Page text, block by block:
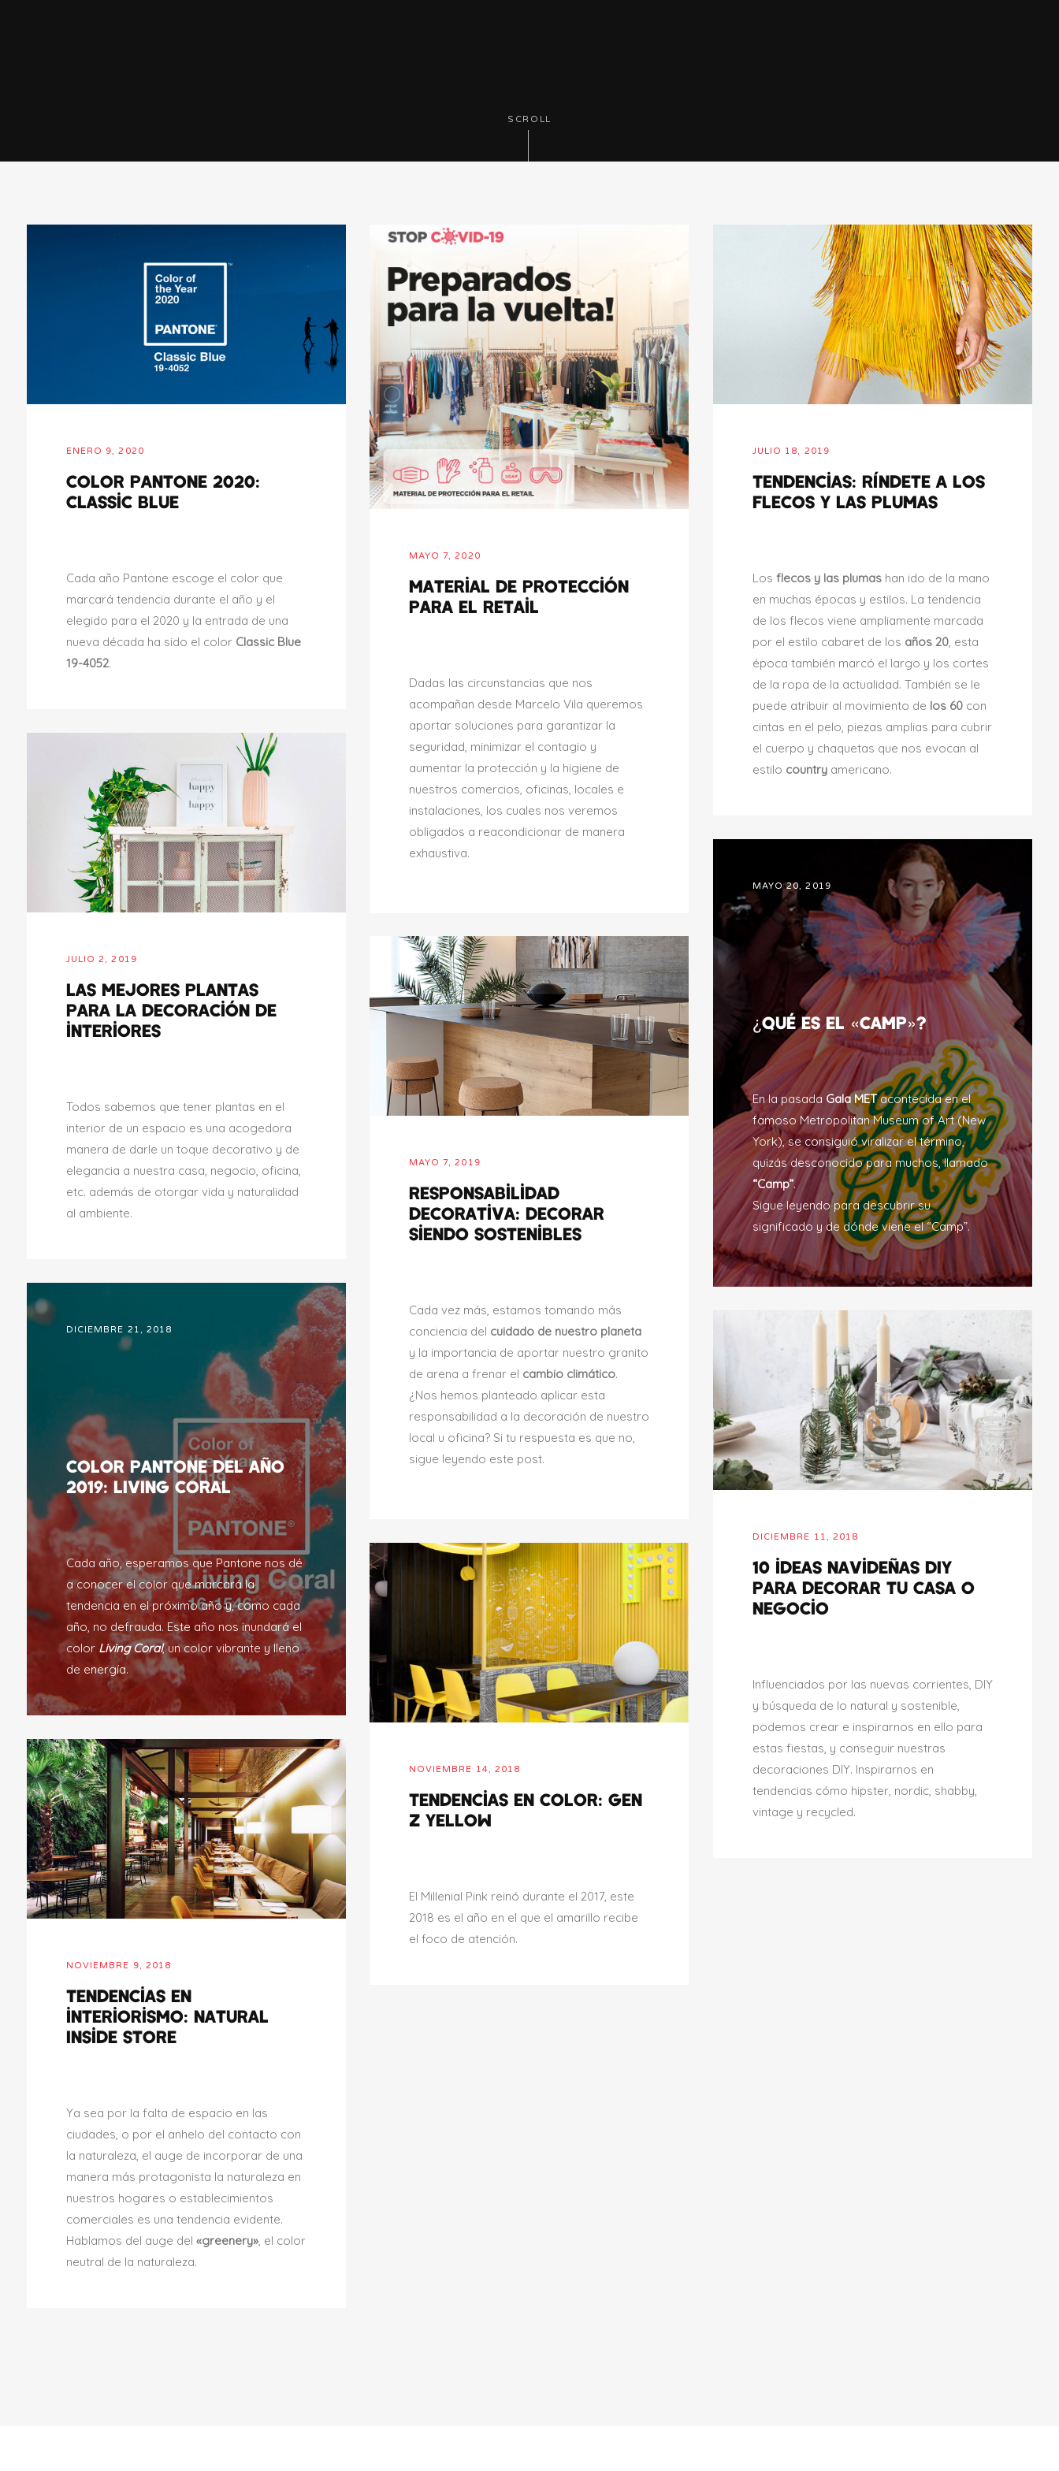
SCROLL
ENERO 9, 2020
Color Pantone 2020:
Classic Blue
Cada año Pantone escoge el color que
marcará tendencia durante el año y el
elegido para el 2020 y la entrada de una
nueva década ha sido el color Classic Blue
19-4052.
MAYO 7, 2020
Material de protección
para el Retail
Dadas las circunstancias que nos
acompañan desde Marcelo Vila queremos
aportar soluciones para garantizar la
seguridad, minimizar el contagio y
aumentar la protección y la higiene de
nuestros comercios, oficinas, locales e
instalaciones, los cuales nos veremos
obligados a reacondicionar de manera
exhaustiva.
JULIO 18, 2019
Tendencias: Ríndete a los
flecos y las plumas
Los flecos y las plumas han ido de la mano
en muchas épocas y estilos. La tendencia
de los flecos viene ampliamente marcada
por el estilo cabaret de los años 20, esta
época también marcó el largo y los cortes
de la ropa de la actualidad. También se le
puede atribuir al movimiento de los 60 con
cintas en el pelo, piezas amplias para cubrir
el cuerpo y chaquetas que nos evocan al
estilo countryamericano.
JULIO 2, 2019
Las mejores plantas
para la decoración de
interiores
Todos sabemos que tener plantas en el
interior de un espacio es una acogedora
manera de darle un toque decorativo y de
elegancia a nuestra casa, negocio, oficina,
etc. además de otorgar vida y naturalidad
al ambiente.
MAYO 20, 2019
¿Qué es el «Camp»?
En la pasada Gala METacontecida en el
famoso Metropolitan Museum of Art (New
York), se consiguió viralizar el término,
quizás desconocido para muchos, llamado
“Camp”.
Sigue leyendo para descubrir su
significado y de dónde viene el “Camp”.
MAYO 7, 2019
Responsabilidad
decorativa: Decorar
siendo sostenibles
Cada vez más, estamos tomando más
conciencia del cuidado de nuestro planeta
y la importancia de aportar nuestro granito
de arena a frenar el cambio climático.
¿Nos hemos planteado aplicar esta
responsabilidad a la decoración de nuestro
local u oficina? Si tu respuesta es que no,
sigue leyendo este post.
DICIEMBRE 21, 2018
Color Pantone del año
2019: LIVING CORAL
Cada año, esperamos que Pantone nos dé
a conocer el color que marcará la
tendencia en el próximo año y, como cada
año, no defrauda. Este año nos inundará el
color Living Coral, un color vibrante y lleno
de energía.
DICIEMBRE 11, 2018
10 ideas navideñas DIY
para decorar tu casa o
negocio
Influenciados por las nuevas corrientes, DIY
y búsqueda de lo natural y sostenible,
podemos crear e inspirarnos en ello para
estas fiestas, y conseguir nuestras
decoraciones DIY. Inspirarnos en
tendencias cómo hipster, nordic, shabby,
vintage y recycled.
NOVIEMBRE 14, 2018
Tendencias en color: Gen
Z Yellow
El Millenial Pink reinó durante el 2017, este
2018 es el año en el que el amarillo recibe
el foco de atención.
NOVIEMBRE 9, 2018
Tendencias en
interiorismo: Natural
Inside Store
Ya sea por la falta de espacio en las
ciudades, o por el anhelo del contacto con
la naturaleza, el auge de incorporar de una
manera más protagonista la naturaleza en
nuestros hogares o establecimientos
comerciales es una tendencia evidente.
Hablamos del auge del «greenery», el color
neutral de la naturaleza.